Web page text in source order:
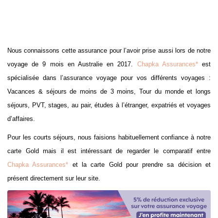
Nous connaissons cette assurance pour l’avoir prise aussi lors de notre
voyage de 9 mois en Australie en 2017. Chapka Assurances*est
spécialisée dans l’assurance voyage pour vos différents voyages :
Vacances & séjours de moins de 3 moins, Tour du monde et longs
séjours, PVT, stages, au pair, études à l’étranger, expatriés et voyages
d’affaires.
Pour les courts séjours, nous faisions habituellement confiance à notre
carte Gold mais il est intéressant de regarder le comparatif entre
Chapka Assurances* et la carte Gold pour prendre sa décision et
présent directement sur leur site.